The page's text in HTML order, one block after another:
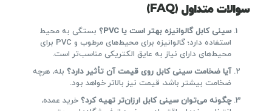
سوالات متداول (FAQ)
سینی کابل گالوانیزه بهتر است یاPVC ؟بستگی به محیط
استفاده دارد؛ گالوانیزه برای محیط‌های مرطوب و PVC برای
محیط‌های دارای نیاز به عایق الکتریکی مناسب‌تر است.
آیا ضخامت سینی کابل روی قیمت آن تأثیر دارد؟بله، هرچه
ضخامت بیشتر باشد، قیمت نیز بالاتر خواهد بود.
چگونه می‌توان سینی کابل ارزان‌تر تهیه کرد؟خرید عمده،